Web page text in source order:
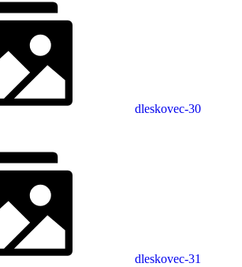
dleskovec-30
dleskovec-31